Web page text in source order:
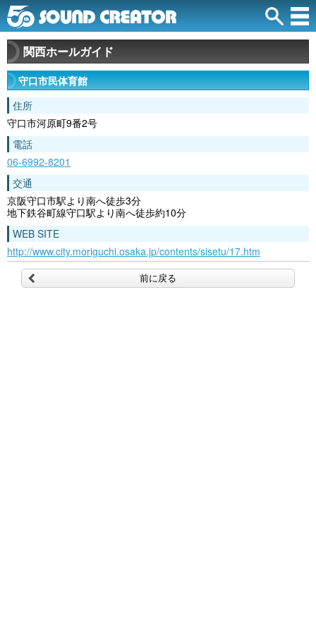
関西ホールガイド
守口市民体育館
住所
守口市河原町9番2号
電話
06-6992-8201
交通
京阪守口市駅より南へ徒歩3分
地下鉄谷町線守口駅より南へ徒歩約10分
WEB SITE
http://www.city.moriguchi.osaka.jp/contents/sisetu/17.htm
前に戻る